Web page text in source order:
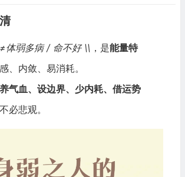
体弱多病 / 命不好 \\ ，是能量特
、内敛、易消耗。
养气血、设边界、少内耗、借运势
必悲观。